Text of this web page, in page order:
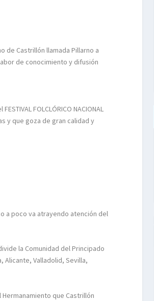
de Castrillón llamada Pillarno a
de conocimiento y difusión
FOLCLÓRICO NACIONAL
y que goza de gran calidad y
a poco va atrayendo atención del
la Comunidad del Principado
Alicante, Valladolid, Sevilla,
que Castrillón